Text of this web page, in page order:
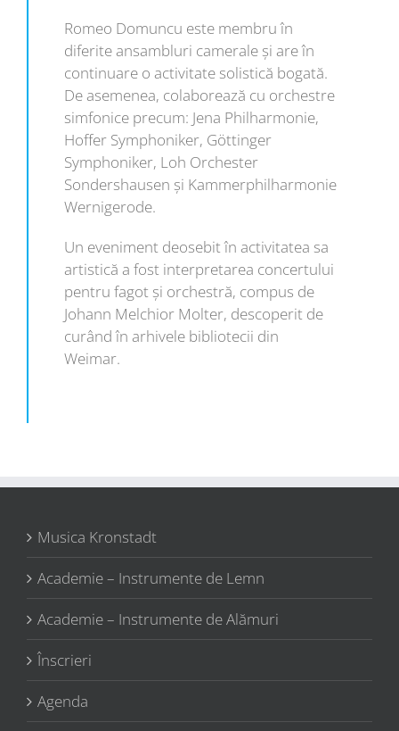
Romeo Domuncu este membru în
diferite ansambluri camerale şi are în
continuare o activitate solistică bogată.
De asemenea, colaborează cu orchestre
simfonice precum: Jena Philharmonie,
Hoffer Symphoniker, Göttinger
Symphoniker, Loh Orchester
Sondershausen şi Kammerphilharmonie
Wernigerode.
Un eveniment deosebit în activitatea sa
artistică a fost interpretarea concertului
pentru fagot şi orchestră, compus de
Johann Melchior Molter, descoperit de
curând în arhivele bibliotecii din
Weimar.
Musica Kronstadt
Academie – Instrumente de Lemn
Academie – Instrumente de Alămuri
Înscrieri
Agenda